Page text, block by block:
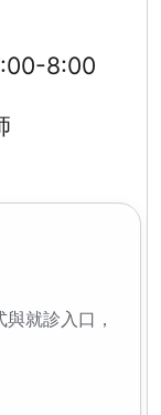
8:00
就診入口，